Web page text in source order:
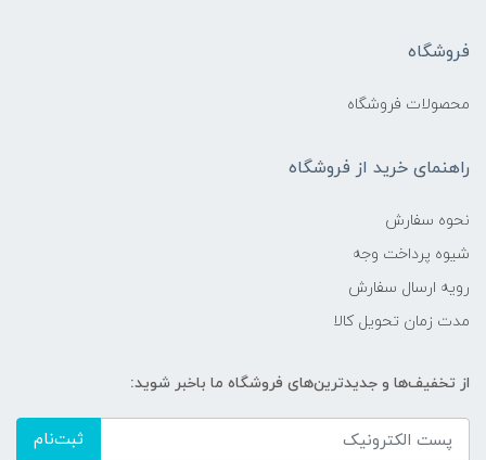
فروشگاه
محصولات فروشگاه
راهنمای خرید از فروشگاه
نحوه سفارش
شیوه پرداخت وجه
رویه ارسال سفارش
مدت زمان تحویل کالا
از تخفیف‌ها و جدیدترین‌های فروشگاه ما باخبر شوید:
ثبت‌نام